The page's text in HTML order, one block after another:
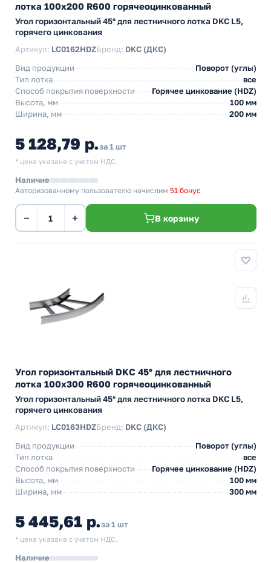
лотка 100х200 R600 горячеоцинкованный
Угол горизонтальный 45° для лестничного лотка DKC L5,
горячего цинкования
Артикул: LC0162HDZБренд: DKC (ДКС)
Вид продукции
Поворот (углы)
Тип лотка
все
Способ покрытия поверхности
Горячее цинкование (HDZ)
Высота, мм
100 мм
Ширина, мм
200 мм
5 128,79 р.за 1 шт
* цена указана с учетом НДС.
Наличие
Авторизованному пользователю начислим 51 бонус
− + В корзину
Угол горизонтальный DKC 45° для лестничного
лотка 100х300 R600 горячеоцинкованный
Угол горизонтальный 45° для лестничного лотка DKC L5,
горячего цинкования
Артикул: LC0163HDZБренд: DKC (ДКС)
Вид продукции
Поворот (углы)
Тип лотка
все
Способ покрытия поверхности
Горячее цинкование (HDZ)
Высота, мм
100 мм
Ширина, мм
300 мм
5 445,61 р.за 1 шт
* цена указана с учетом НДС.
Наличие